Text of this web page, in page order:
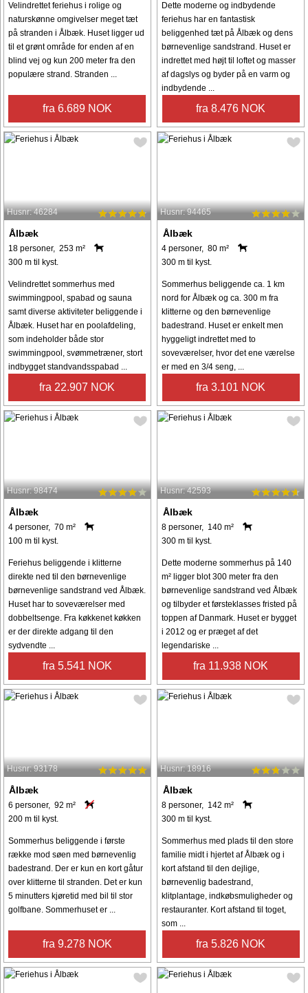
Velindrettet feriehus i rolige og
naturskønne omgivelser meget tæt
på stranden i Ålbæk. Huset ligger ud
til et grønt område for enden af ​​en
blind vej og kun 200 meter fra den
populære strand. Stranden ...
fra 6.689 NOK
Dette moderne og indbydende
feriehus har en fantastisk
beliggenhed tæt på Ålbæk og dens
børnevenlige sandstrand. Huset er
indrettet med højt til loftet og masser
af dagslys og byder på en varm og
indbydende ...
fra 8.476 NOK
Husnr: 46284
Ålbæk
18 personer, 253 m²
300 m til kyst.
Velindrettet sommerhus med
swimmingpool, spabad og sauna
samt diverse aktiviteter beliggende i
Ålbæk. Huset har en poolafdeling,
som indeholder både stor
swimmingpool, svømmetræner, stort
indbygget standvandsspabad ...
fra 22.907 NOK
Husnr: 94465
Ålbæk
4 personer, 80 m²
300 m til kyst.
Sommerhus beliggende ca. 1 km
nord for Ålbæk og ca. 300 m fra
klitterne og den børnevenlige
badestrand. Huset er enkelt men
hyggeligt indrettet med to
soveværelser, hvor det ene værelse
er med en 3/4 seng, ...
fra 3.101 NOK
Husnr: 98474
Ålbæk
4 personer, 70 m²
100 m til kyst.
Feriehus beliggende i klitterne
direkte ned til den børnevenlige
børnevenlige sandstrand ved Ålbæk.
Huset har to soveværelser med
dobbeltsenge. Fra køkkenet køkken
er der direkte adgang til den
sydvendte ...
fra 5.541 NOK
Husnr: 42593
Ålbæk
8 personer, 140 m²
300 m til kyst.
Dette moderne sommerhus på 140
m² ligger blot 300 meter fra den
børnevenlige sandstrand ved Ålbæk
og tilbyder et førsteklasses fristed på
toppen af Danmark. Huset er bygget
i 2012 og er præget af det
legendariske ...
fra 11.938 NOK
Husnr: 93178
Ålbæk
6 personer, 92 m²
200 m til kyst.
Sommerhus beliggende i første
række mod søen med børnevenlig
badestrand. Der er kun en kort gåtur
over klitterne til stranden. Det er kun
5 minutters kjøretid med bil til stor
golfbane. Sommerhuset er ...
fra 9.278 NOK
Husnr: 18916
Ålbæk
8 personer, 142 m²
300 m til kyst.
Sommerhus med plads til den store
familie midt i hjertet af Ålbæk og i
kort afstand til den dejlige,
børnevenlig badestrand,
klitplantage, indkøbsmuligheder og
restauranter. Kort afstand til toget,
som ...
fra 5.826 NOK